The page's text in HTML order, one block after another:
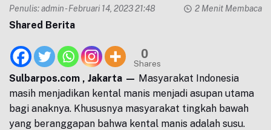
Penulis:admin- Februari 14, 2023 21:48 2 Menit Membaca
Shared Berita
0
Shares
Sulbarpos.com , Jakarta — Masyarakat Indonesia
masih menjadikan kental manis menjadi asupan utama
bagi anaknya. Khususnya masyarakat tingkah bawah
yang beranggapan bahwa kental manis adalah susu.